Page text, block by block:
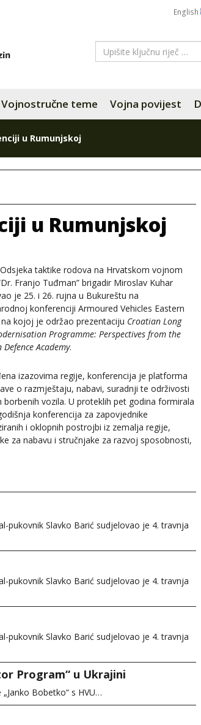
English
Vojnostručne teme Vojna povijest
u Rumunjskoj
u Rumunjskoj
taktike rodova na Hrvatskom vojnom
Franjo Tuđman” brigadir Miroslav Kuhar
je 25. i 26. rujna u Bukureštu na
konferenciji Armoured Vehicles Eastern
na kojoj je održao prezentaciju Croatian Long
Programme: Perspectives from the
Academy.
izazovima regije, konferencija je platforma
o razmještaju, nabavi, suradnji te održivosti
borbenih vozila. U proteklih pet godina formirala
konferencija za zapovjednike
i oklopnih postrojbi iz zemalja regije,
za nabavu i stručnjake za razvoj sposobnosti,
pukovnik Slavko Barić sudjelovao je 4. travnja
pukovnik Slavko Barić sudjelovao je 4. travnja
pukovnik Slavko Barić sudjelovao je 4. travnja
Program“ u Ukrajini
Bobetko“ s HVU…